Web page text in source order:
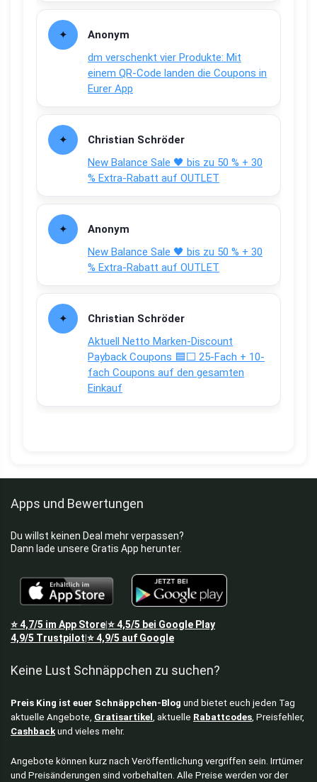
Anonym
dm verschenkt vier Produkte: Mit
einem QR-Code landen die Coupons in
Eurer App
Christian Schröder
New Balance Sale 🖤 bis zu 50 % + 30
% Extra-Rabatt auf OUTLET
Anonym
New Balance Sale 🖤 bis zu 50 % + 30
% Extra-Rabatt auf OUTLET
Christian Schröder
Aktuell Netto Marken-Discount
Payback Coupons 🟦⬜ 25-Fach + 10-
fach Coupons auf den gesamten
Einkauf
Apps und Bewertungen
Du willst keinen Deal mehr verpassen?
Dann lade unsere Gratis App herunter.
⭐4,7/5 im App Store⭐4,5/5 bei Google Play
4,9/5 Trustpilot ⭐4,9/5 auf Google
Keine Lust Schnäppchen zu suchen?
Preis King ist euer Schnäppchen-Blog und bietet euch jeden Tag
aktuelle Angebote, Gratisartikel , aktuelle Rabattcodes, Preisfehler,
Cashbackund vieles mehr.
Angebote können kurz nach Veröffentlichung vergriffen sein. Irrtümer
und Preisänderungen sind vorbehalten. Alle Preise werden vor der